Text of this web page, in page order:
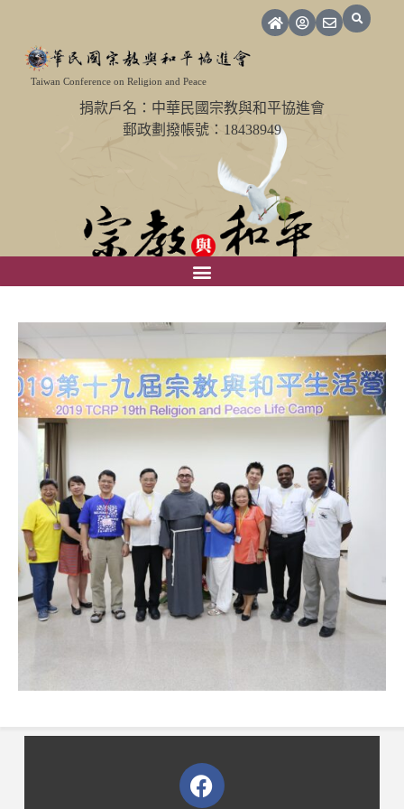
Taiwan Conference on Religion and Peace
捐款戶名：中華民國宗教與和平協進會
郵政劃撥帳號：18438949